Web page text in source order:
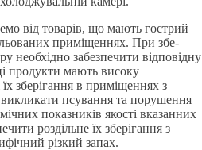
вiд товapiв, що мають гост­рий
примiщеннях. При збе­
необхiдно забезпечити вiдповiдну
продукти мають високу
зберiгання в примiщеннях з
псування та порушення
показникiв якостi вказанних
роздiльне їх зберiгання з
рiзкий запах.